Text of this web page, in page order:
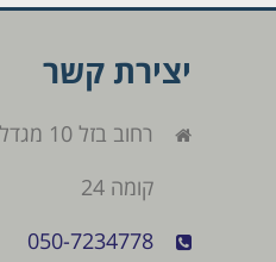
יצירת קשר
רחוב
קומה 24
050-7234778